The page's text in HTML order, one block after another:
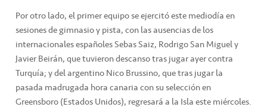
Por otro lado, el primer equipo se ejercitó este mediodía en
sesiones de gimnasio y pista, con las ausencias de los
internacionales españoles Sebas Saiz, Rodrigo San Miguel y
Javier Beirán, que tuvieron descanso tras jugar ayer contra
Turquía; y del argentino Nico Brussino, que tras jugar la
pasada madrugada hora canaria con su selección en
Greensboro (Estados Unidos), regresará a la Isla este miércoles.